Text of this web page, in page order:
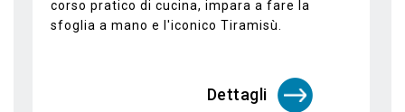
Vaticane